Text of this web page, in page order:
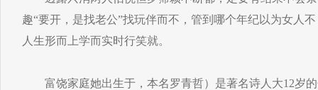
趣“要开，是找老公”找玩伴而不，管到哪个年纪以为女人
人生形而上学而实时行笑就。
富饶家庭她出生于，本名罗青哲）是著名诗人大12岁的